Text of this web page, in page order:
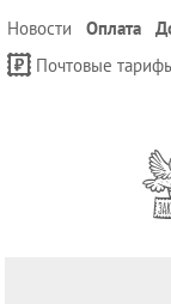
Новости Оплата
Почтовые